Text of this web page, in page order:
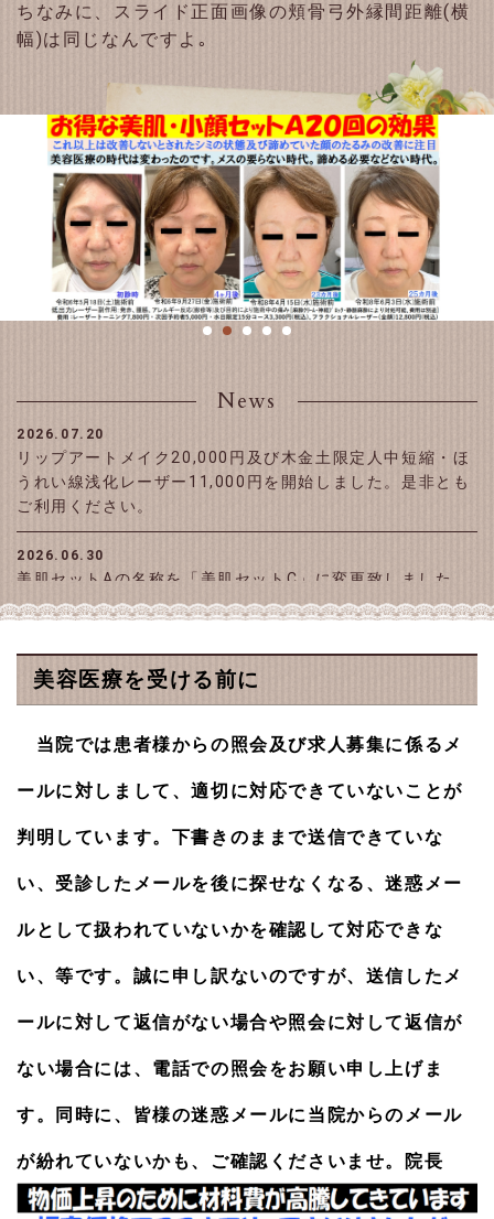
ちなみに、スライド正面画像の頬骨弓外縁間距離(横
幅)は同じなんですよ｡
News
2026.07.20
リップアートメイク20,000円及び木金土限定人中短縮・ほ
うれい線浅化レーザー11,000円を開始しました。是非とも
ご利用ください。
2026.06.30
美肌セットAの名称を「美肌セットC」に変更致しました。
今後は美肌セットA20分コースの名称を「美肌セットC20
2026.06.08
術の場合、１回の料金１７５００円（眉） ホームページよ
第２ホームページもご覧くださいませ。なお、第２ホーム
2026.05.18
シミ取りレーザーの際に、脂漏性角化症は対象外と説明
し、一応治療して参りましたが、今後は別料金で、脂漏性
角化症に対する治療を実施することと致しました。脂漏性
角化症は、シミ取りレーザーだけでは改善しないことが多
本日は、お得な美肌・小顔セットAを１０回受けた後５カ月
ったこと、初めての受診でお得な美肌・小顔セットAを１回
しか受けただけなのにどう見ても１０歳以上若返えられた
患者様が来院されました。皆様に披露いたしたかったので
美容医療を受ける前に
当院では患者様からの照会及び求人募集に係るメ
ールに対しまして、適切に対応できていないことが
判明しています。下書きのままで送信できていな
い、受診したメールを後に探せなくなる、迷惑メー
ルとして扱われていないかを確認して対応できな
い、等です。誠に申し訳ないのですが、送信したメ
ールに対して返信がない場合や照会に対して返信が
ない場合には、電話での照会をお願い申し上げま
す。同時に、皆様の迷惑メールに当院からのメール
が紛れていないかも、ご確認くださいませ。院長